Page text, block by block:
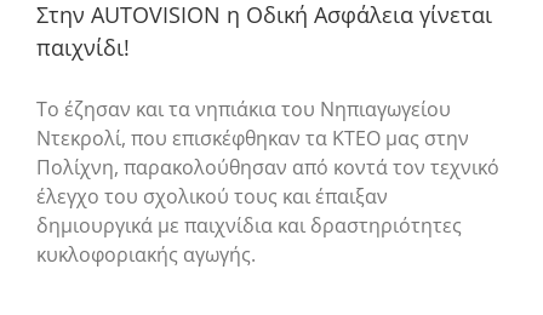
Στην AUTOVISION η Οδική Ασφάλεια γίνεται
παιχνίδι!
Το έζησαν και τα νηπιάκια του Νηπιαγωγείου
Ντεκρολί, που επισκέφθηκαν τα ΚΤΕΟ μας στην
Πολίχνη, παρακολούθησαν από κοντά τον τεχνικό
έλεγχο του σχολικού τους και έπαιξαν
δημιουργικά με παιχνίδια και δραστηριότητες
κυκλοφοριακής αγωγής.